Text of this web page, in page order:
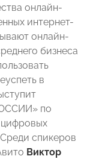
онлайн-
интернет-
онлайн-
бизнеса
в
по
цифровых
Среди спикеров
Виктор